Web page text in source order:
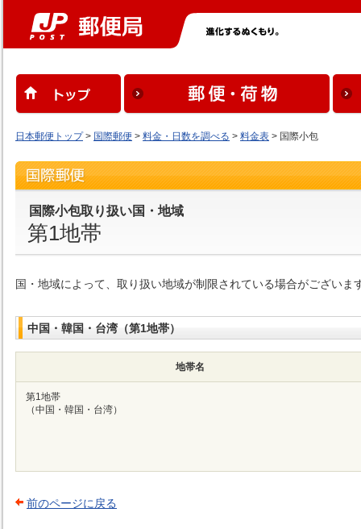
日本郵便トップ> 国際郵便 > 料金・日数を調べる > 料金表 > 国際小包
国際小包取り扱い国・地域
第1地帯
国・地域によって、取り扱い地域が制限されている場合がございま
中国・韓国・台湾（第1地帯）
地帯名
第1地帯
（中国・韓国・台湾）
前のページに戻る